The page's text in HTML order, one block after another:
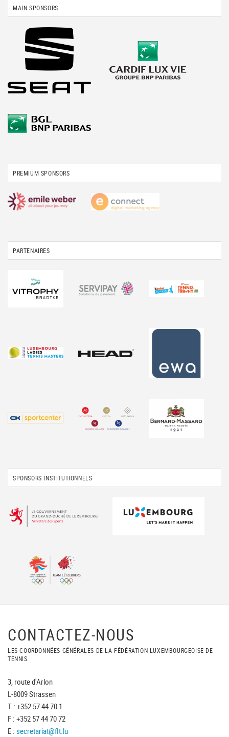
MAIN SPONSORS
PREMIUM SPONSORS
PARTENAIRES
SPONSORS INSTITUTIONNELS
CONTACTEZ-NOUS
LES COORDONNÉES GÉNÉRALES DE LA FÉDÉRATION LUXEMBOURGEOISE DE
TENNIS
3, route d'Arlon
L-8009 Strassen
T : +352 57 44 70 1
F : +352 57 44 70 72
E : secretariat@flt.lu